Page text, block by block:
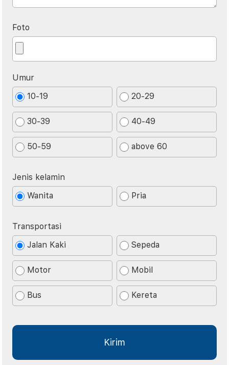
Foto
Umur
10-19
20-29
30-39 40-49
50-59 above 60
Jenis kelamin
Wanita
Pria
Transportasi
Jalan Kaki
Sepeda
Motor Mobil
Bus Kereta